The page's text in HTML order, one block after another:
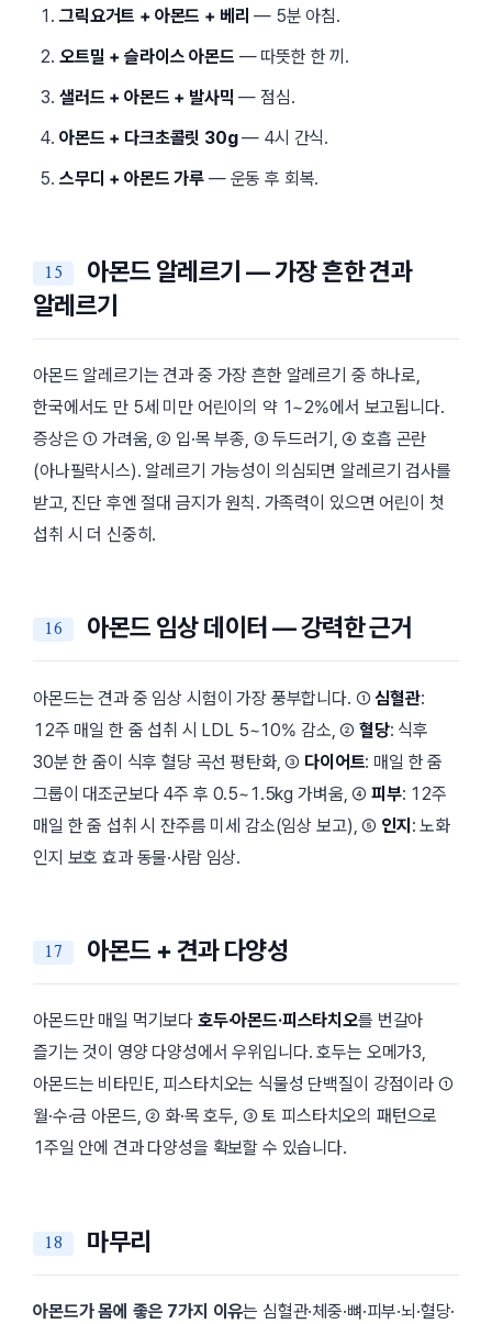
그릭요거트 + 아몬드 + 베리 — 5분 아침.
오트밀 + 슬라이스 아몬드 — 따뜻한 한 끼.
샐러드 + 아몬드 + 발사믹 — 점심.
아몬드 + 다크초콜릿 30g— 4시 간식.
스무디 + 아몬드 가루 — 운동 후 회복.
아몬드 알레르기 — 가장 흔한 견과
알레르기
아몬드 알레르기는 견과 중 가장 흔한 알레르기 중 하나로,
한국에서도 만 5세 미만 어린이의 약 1~2%에서 보고됩니다.
증상은 ① 가려움, ② 입·목 부종, ③ 두드러기, ④ 호흡 곤란
(아나필락시스). 알레르기 가능성이 의심되면 알레르기 검사를
받고, 진단 후엔 절대 금지가 원칙. 가족력이 있으면 어린이 첫
섭취 시 더 신중히.
아몬드 임상 데이터 — 강력한 근거
아몬드는 견과 중 임상 시험이 가장 풍부합니다. ①심혈관:
12주 매일 한 줌 섭취 시 LDL 5~10% 감소, ② 혈당: 식후
30분 한 줌이 식후 혈당 곡선 평탄화, ③ 다이어트: 매일 한 줌
그룹이 대조군보다 4주 후 0.5~1.5kg 가벼움, ④ 피부: 12주
매일 한 줌 섭취 시 잔주름 미세 감소(임상 보고), ⑤ 인지 : 노화
인지 보호 효과 동물·사람 임상.
아몬드 + 견과 다양성
아몬드만 매일 먹기보다 호두·아몬드·피스타치오를 번갈아
즐기는 것이 영양 다양성에서 우위입니다. 호두는 오메가3,
아몬드는 비타민E, 피스타치오는 식물성 단백질이 강점이라 ①
월·수·금 아몬드, ② 화·목 호두, ③ 토 피스타치오의 패턴으로
1주일 안에 견과 다양성을 확보할 수 있습니다.
마무리
아몬드가 몸에 좋은 7가지 이유는 심혈관·체중·뼈·피부·뇌·혈당·